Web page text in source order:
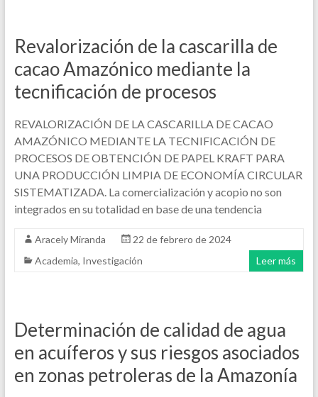
Revalorización de la cascarilla de
cacao Amazónico mediante la
tecnificación de procesos
REVALORIZACIÓN DE LA CASCARILLA DE CACAO
AMAZÓNICO MEDIANTE LA TECNIFICACIÓN DE
PROCESOS DE OBTENCIÓN DE PAPEL KRAFT PARA
UNA PRODUCCIÓN LIMPIA DE ECONOMÍA CIRCULAR
SISTEMATIZADA. La comercialización y acopio no son
integrados en su totalidad en base de una tendencia
Aracely Miranda
22 de febrero de 2024
Academia, Investigación Leer más
Determinación de calidad de agua
en acuíferos y sus riesgos asociados
en zonas petroleras de la Amazonía